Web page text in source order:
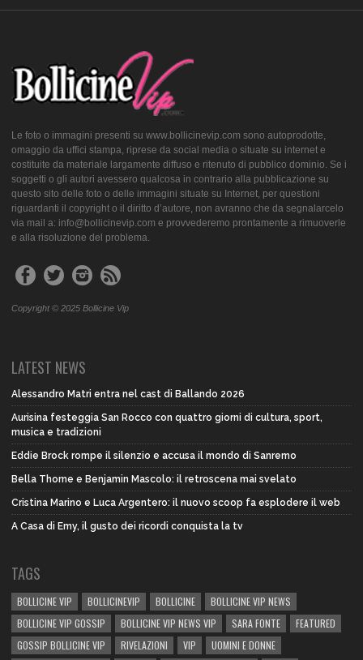
Le foto o immagini presenti su www.bollicinevip.com sono autoprodotte,
omaggio da uffici stampa, riprese da social media o situate su internet e
costituite da materiale largamente diffuso e ritenuto di pubblico dominio. Se i
soggetti o gli autori avessero qualcosa in contrario alla pubblicazione su
questo sito delle foto o delle immagini situate su Internet, per questioni
riguardanti il copyright o il diritto d’autore, non avranno che da segnalarcelo
via mail a: info@bollicinevip.com e provvederemo prontamente a rimuoverle
e alla risoluzione del problema.
Copyright © 2025 Bollicine Vip
LATEST NEWS
Alessandro Matri entra nel cast di Ballando 2026
Aurisina festeggia San Rocco con quattro giorni di cultura, sport,
musica e tradizioni
Eddie Brock rompe il silenzio e accusa il mondo di Sanremo
Bella Thorne e Benjamin Mascolo: il retroscena mai svelato
Cristina Marino e Luca Argentero: il nuovo scoop fa esplodere il web
A Casa di Emy, il gusto dei ricordi conquista la tv
TAGS
BOLLICINE VIP BOLLICINEVIP BOLLICINE
BOLLICINE VIP NEWS
BOLLICINE VIP GOSSIP
BOLLICINE VIP NEWS VIP SARA FONTE
FEATURED
GOSSIP BOLLICINE VIP
RIVELAZIONI VIP UOMINI E DONNE